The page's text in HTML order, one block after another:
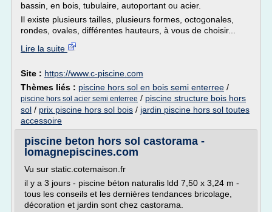
bassin, en bois, tubulaire, autoportant ou acier.
Il existe plusieurs tailles, plusieurs formes, octogonales,
rondes, ovales, différentes hauteurs, à vous de choisir...
Lire la suite
Site : https://www.c-piscine.com
Thèmes liés : piscine hors sol en bois semi enterree /
piscine hors sol acier semi enterree / piscine structure bois hors
sol / prix piscine hors sol bois / jardin piscine hors sol toutes
accessoire
piscine beton hors sol castorama -
lomagnepiscines.com
Vu sur static.cotemaison.fr
il y a 3 jours - piscine béton naturalis ldd 7,50 x 3,24 m -
tous les conseils et les dernières tendances bricolage,
décoration et jardin sont chez castorama.